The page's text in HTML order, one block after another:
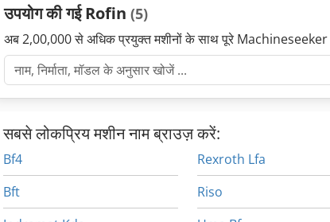
उपयोग की गई Rofin (5)
अब 2,00,000 से अधिक प्रयुक्त मशीनों के साथ पूरे Machineseeker
सबसे लोकप्रिय मशीन नाम ब्राउज़ करें:
Bf4
Bft
Rexroth Lfa
Riso